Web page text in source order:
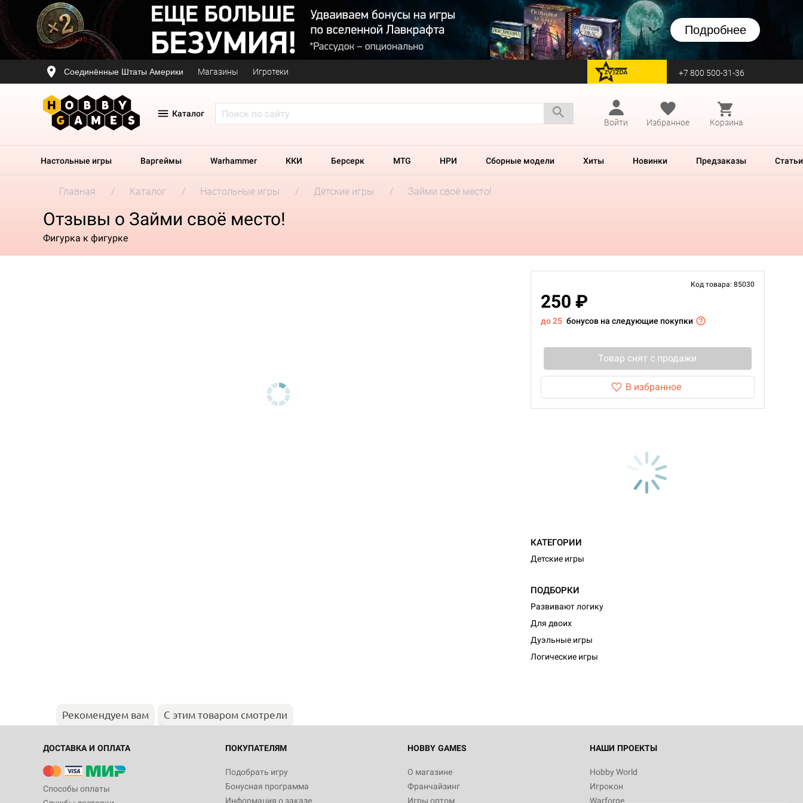
Подробнее
Соединённые Штаты Америки Магазины Игротеки перейти на Zvezda +7 800 500-31-36
Каталог
Войти
Избранное Корзина
Настольные игры Варгеймы Warhammer ККИ Берсерк MTG НРИ Сборные модели Хиты Новинки Предзаказы Статьи
Главная Каталог Настольные игры Детские игры Займи своё место!
Отзывы о Займи своё место!
Фигурка к фигурке
Код товара: 85030
250 ₽
до 25 бонусов на следующие покупки
Товар снят с продажи
В избранное
КАТЕГОРИИ
Детские игры
ПОДБОРКИ
Развивают логику
Для двоих
Дуэльные игры
Логические игры
Рекомендуем вам С этим товаром смотрели
ДОСТАВКА И ОПЛАТА
Способы оплаты
ПОКУПАТЕЛЯМ
Подобрать игру
Бонусная программа
Информация о заказе
HOBBY GAMES
О магазине
Франчайзинг
Игры оптом
НАШИ ПРОЕКТЫ
Hobby World
Игрокон
Warforge